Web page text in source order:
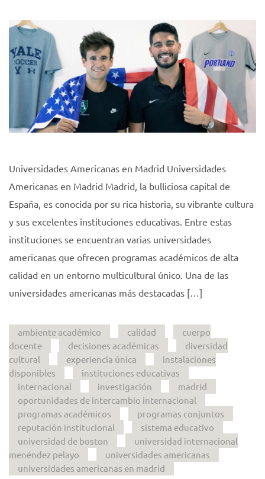
Universidades Americanas en Madrid Universidades
Americanas en Madrid Madrid, la bulliciosa capital de
España, es conocida por su rica historia, su vibrante cultura
y sus excelentes instituciones educativas. Entre estas
instituciones se encuentran varias universidades
americanas que ofrecen programas académicos de alta
calidad en un entorno multicultural único. Una de las
universidades americanas más destacadas […]
ambiente académico calidad
cuerpo
docente
decisiones académicas
diversidad
cultural
experiencia única
instalaciones
disponibles
instituciones educativas
internacional
investigación
madrid
oportunidades de intercambio internacional
programas académicos
programas conjuntos
reputación institucional
sistema educativo
universidad de boston
universidad internacional
menéndez pelayo
universidades americanas
universidades americanas en madrid